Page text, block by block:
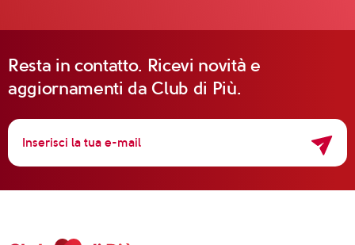
Resta in contatto. Ricevi novità e
aggiornamenti da Club di Più.